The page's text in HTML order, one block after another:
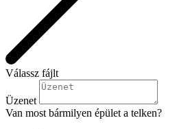
Válassz fájlt
Üzenet
Van most bármilyen épület a telken?